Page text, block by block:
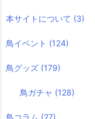
本サイトについて (3)
鳥イベント (124)
鳥グッズ (179)
鳥ガチャ (128)